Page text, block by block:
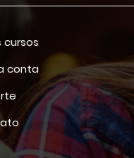
cursos
conta